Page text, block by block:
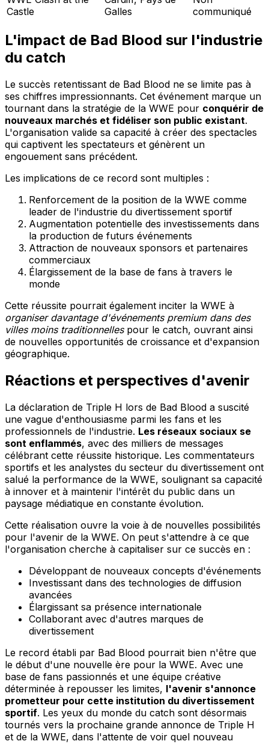
Castle
Galles
communiqué
L'impact de Bad Blood sur l'industrie
du catch
Le succès retentissant de Bad Blood ne se limite pas à
ses chiffres impressionnants. Cet événement marque un
tournant dans la stratégie de la WWE pour conquérir de
nouveaux marchés et fidéliser son public existant.
L'organisation valide sa capacité à créer des spectacles
qui captivent les spectateurs et génèrent un
engouement sans précédent.
Les implications de ce record sont multiples :
Renforcement de la position de la WWE comme
leader de l'industrie du divertissement sportif
Augmentation potentielle des investissements dans
la production de futurs événements
Attraction de nouveaux sponsors et partenaires
commerciaux
Élargissement de la base de fans à travers le
monde
Cette réussite pourrait également inciter la WWE à
organiser davantage d'événements premium dans des
villes moins traditionnellespour le catch, ouvrant ainsi
de nouvelles opportunités de croissance et d'expansion
géographique.
Réactions et perspectives d'avenir
La déclaration de Triple H lors de Bad Blood a suscité
une vague d'enthousiasme parmi les fans et les
professionnels de l'industrie. Les réseaux sociaux se
sont enflammés, avec des milliers de messages
célébrant cette réussite historique. Les commentateurs
sportifs et les analystes du secteur du divertissement ont
salué la performance de la WWE, soulignant sa capacité
à innover et à maintenir l'intérêt du public dans un
paysage médiatique en constante évolution.
Cette réalisation ouvre la voie à de nouvelles possibilités
pour l'avenir de la WWE. On peut s'attendre à ce que
l'organisation cherche à capitaliser sur ce succès en :
Développant de nouveaux concepts d'événements
Investissant dans des technologies de diffusion
avancées
Élargissant sa présence internationale
Collaborant avec d'autres marques de
divertissement
Le record établi par Bad Blood pourrait bien n'être que
le début d'une nouvelle ère pour la WWE. Avec une
base de fans passionnés et une équipe créative
déterminée à repousser les limites, l'avenir s'annonce
prometteur pour cette institution du divertissement
sportif. Les yeux du monde du catch sont désormais
tournés vers la prochaine grande annonce de Triple H
et de la WWE, dans l'attente de voir quel nouveau